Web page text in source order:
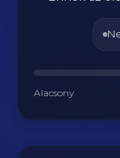
Alacsony